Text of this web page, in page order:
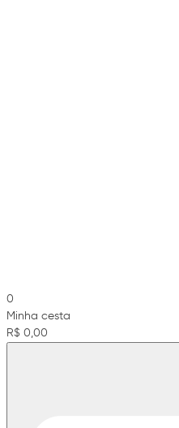
0
Minha cesta
R$ 0,00